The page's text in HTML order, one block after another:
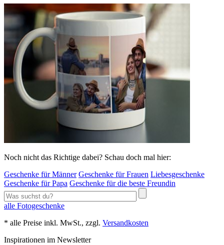
Noch nicht das Richtige dabei? Schau doch mal hier:
Geschenke für Männer Geschenke für Frauen Liebesgeschenke
Geschenke für Papa Geschenke für die beste Freundin
alle Fotogeschenke
* alle Preise inkl. MwSt., zzgl. Versandkosten
Inspirationen im Newsletter